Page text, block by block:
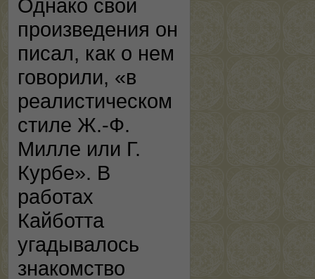
Однако свои
произведения он
писал, как о нем
говорили, «в
реалистическом
стиле Ж.-Ф.
Милле или Г.
Курбе». В
работах
Кайботта
угадывалось
знакомство